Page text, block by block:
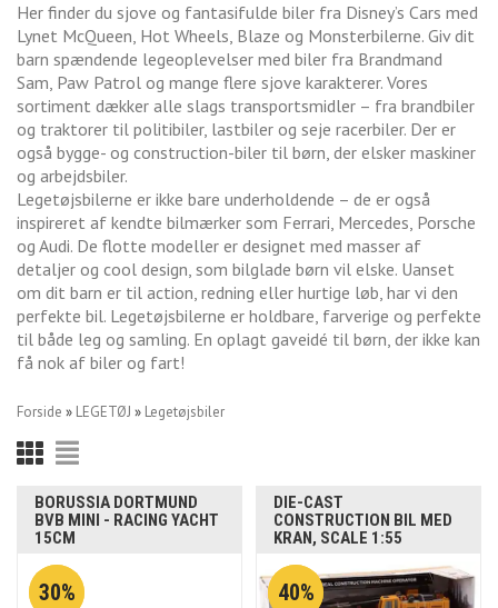
Her finder du sjove og fantasifulde biler fra Disney’s Cars med
Lynet McQueen, Hot Wheels, Blaze og Monsterbilerne. Giv dit
barn spændende legeoplevelser med biler fra Brandmand
Sam, Paw Patrol og mange flere sjove karakterer. Vores
sortiment dækker alle slags transportsmidler – fra brandbiler
og traktorer til politibiler, lastbiler og seje racerbiler. Der er
også bygge- og construction-biler til børn, der elsker maskiner
og arbejdsbiler.
Legetøjsbilerne er ikke bare underholdende – de er også
inspireret af kendte bilmærker som Ferrari, Mercedes, Porsche
og Audi. De flotte modeller er designet med masser af
detaljer og cool design, som bilglade børn vil elske. Uanset
om dit barn er til action, redning eller hurtige løb, har vi den
perfekte bil. Legetøjsbilerne er holdbare, farverige og perfekte
til både leg og samling. En oplagt gaveidé til børn, der ikke kan
få nok af biler og fart!
Forside » LEGETØJ » Legetøjsbiler
BORUSSIA DORTMUND
BVB MINI - RACING YACHT
15CM
30%
DIE-CAST
CONSTRUCTION BIL MED
KRAN, SCALE 1:55
40%